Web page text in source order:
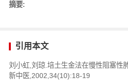
摘要:
引用本文
刘小虹,刘琼.培土生金法在慢性阻塞性
新中医,2002,34(10):18-19